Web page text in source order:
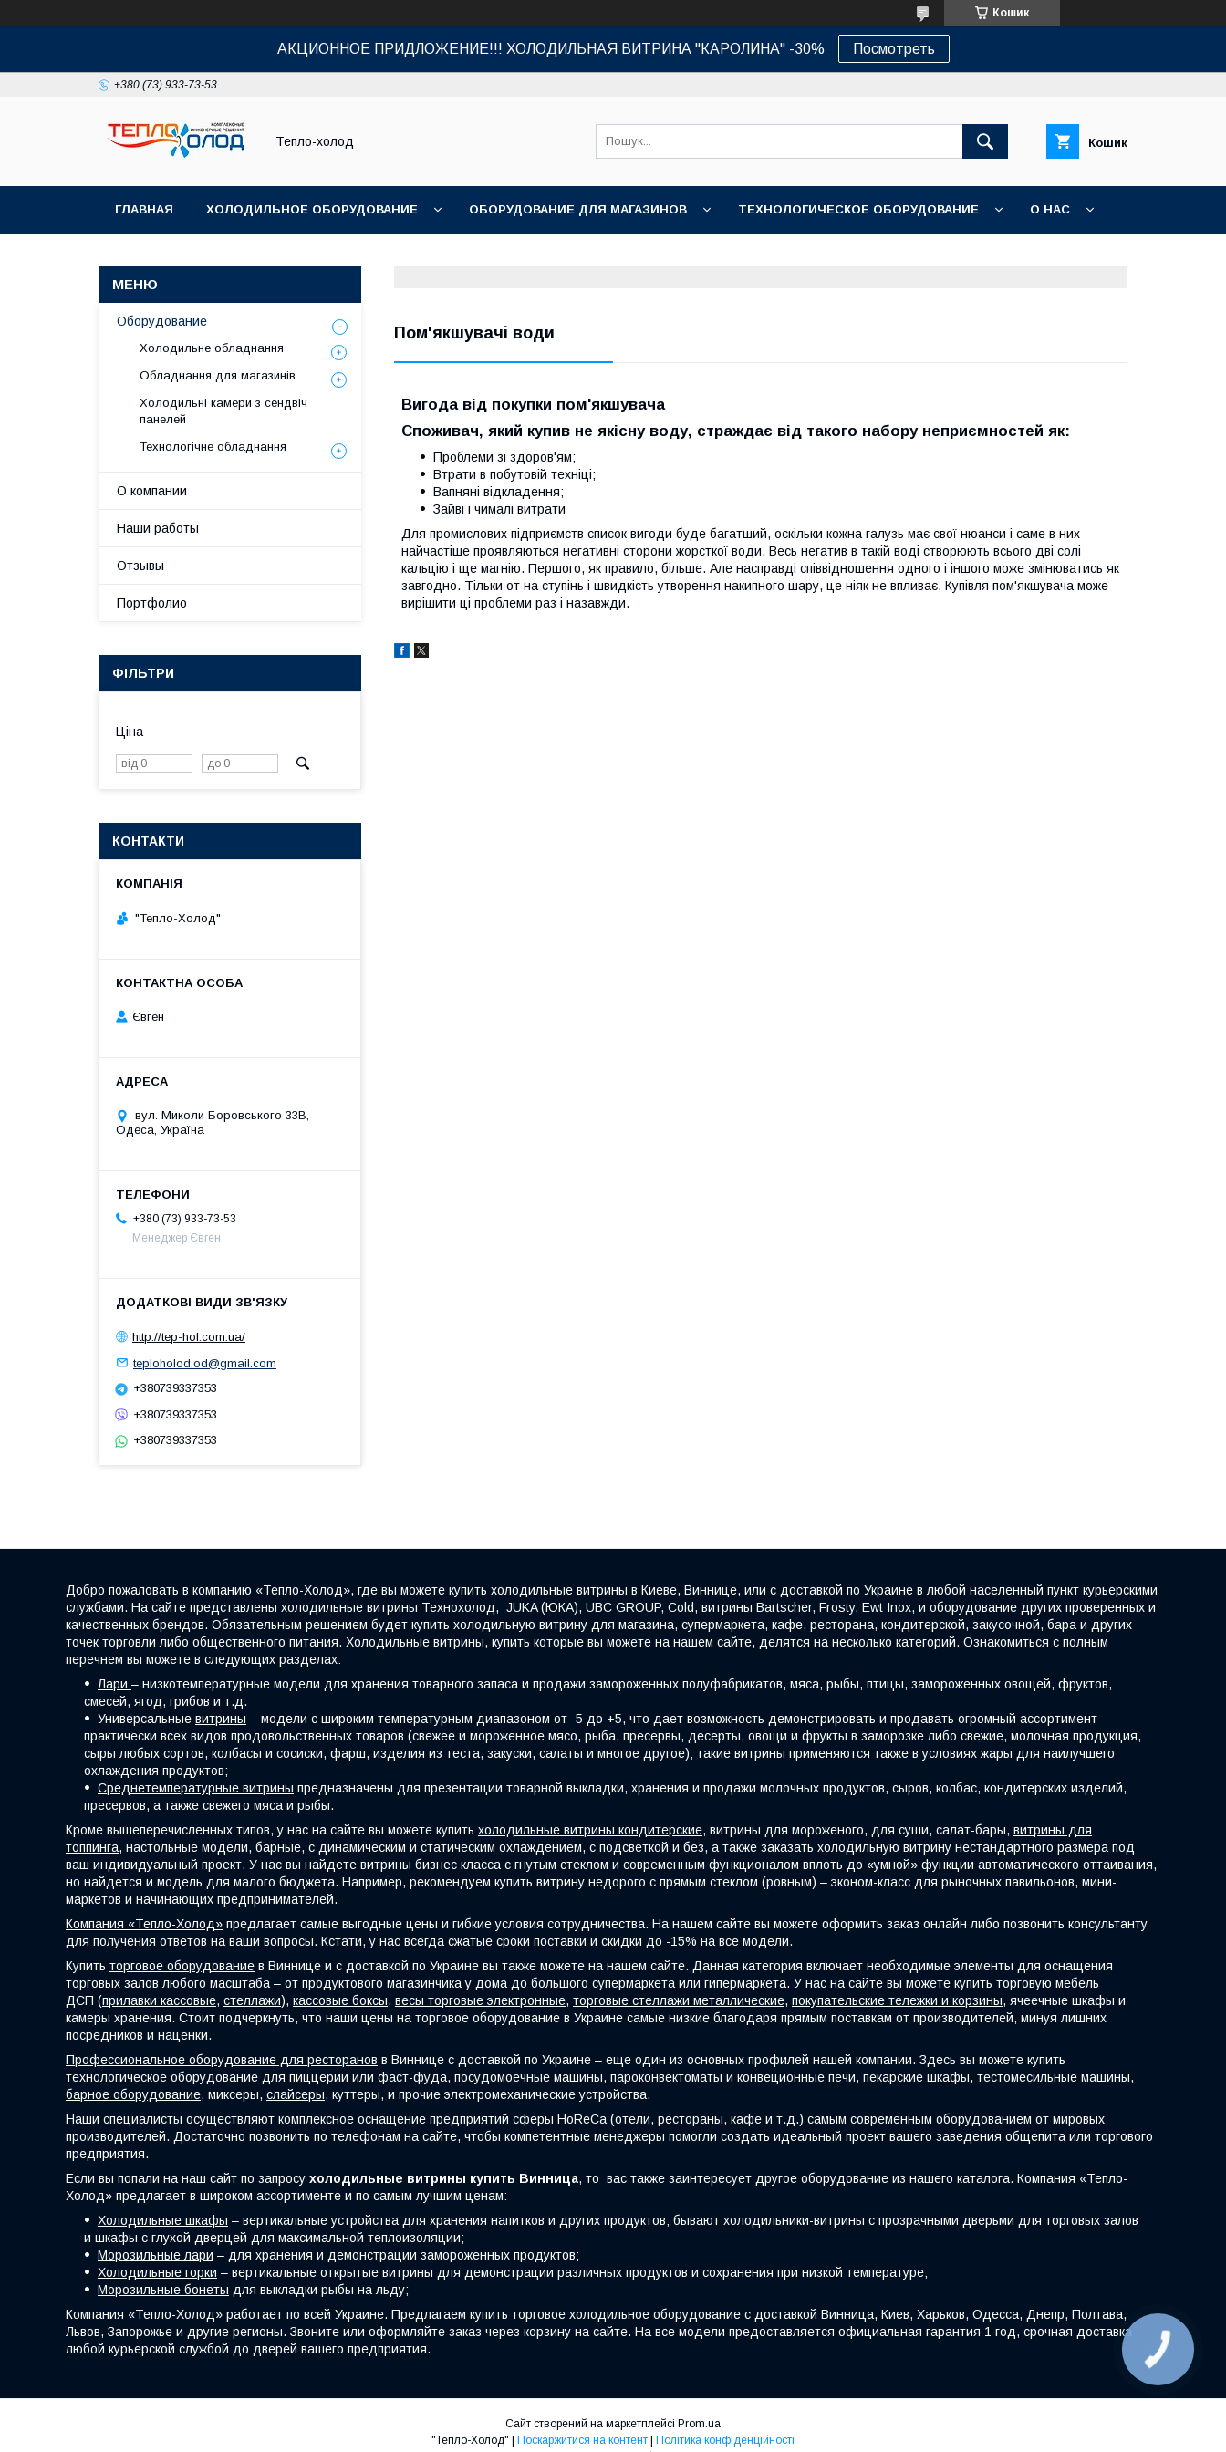
Кошик
АКЦИОННОЕ ПРИДЛОЖЕНИЕ!!! ХОЛОДИЛЬНАЯ ВИТРИНА "КАРОЛИНА" -30% Посмотреть
+380 (73) 933-73-53
Тепло-холод Кошик
ГЛАВНАЯ ХОЛОДИЛЬНОЕ ОБОРУДОВАНИЕ ОБОРУДОВАНИЕ ДЛЯ МАГАЗИНОВ ТЕХНОЛОГИЧЕСКОЕ ОБОРУДОВАНИЕ О НАС
Пом'якшувачі води
Вигода від покупки пом'якшувача
Споживач, який купив не якісну воду, страждає від такого набору неприємностей як:
Проблеми зі здоров'ям;
Втрати в побутовій техніці;
Вапняні відкладення;
Зайві і чималі витрати
Для промислових підприємств список вигоди буде багатший, оскільки кожна галузь має свої нюанси і саме в них
найчастіше проявляються негативні сторони жорсткої води. Весь негатив в такій воді створюють всього дві солі
кальцію і ще магнію. Першого, як правило, більше. Але насправді співвідношення одного і іншого може змінюватись як
завгодно. Тільки от на ступінь і швидкість утворення накипного шару, це ніяк не впливає. Купівля пом'якшувача може
вирішити ці проблеми раз і назавжди.
Оборудование
Холодильне обладнання
Обладнання для магазинів
Холодильні камери з сендвіч
панелей
Технологічне обладнання
О компании
Наши работы
Отзывы
Портфолио
ФІЛЬТРИ
Ціна
КОНТАКТИ
"Тепло-Холод"
Євген
вул. Миколи Боровського 33В,
Одеса, Україна
+380 (73) 933-73-53
Менеджер Євген
http://tep-hol.com.ua/
teploholod.od@gmail.com
+380739337353
+380739337353
+380739337353
Добро пожаловать в компанию «Тепло-Холод», где вы можете купить холодильные витрины в Киеве, Виннице, или с доставкой по Украине в любой населенный пункт курьерскими
службами. На сайте представлены холодильные витрины Технохолод, JUKA (ЮКА), UBC GROUP, Cold, витрины Bartscher, Frosty, Ewt Inox, и оборудование других проверенных и
качественных брендов. Обязательным решением будет купить холодильную витрину для магазина, супермаркета, кафе, ресторана, кондитерской, закусочной, бара и других
точек торговли либо общественного питания. Холодильные витрины, купить которые вы можете на нашем сайте, делятся на несколько категорий. Ознакомиться с полным
перечнем вы можете в следующих разделах:
Лари – низкотемпературные модели для хранения товарного запаса и продажи замороженных полуфабрикатов, мяса, рыбы, птицы, замороженных овощей, фруктов,
смесей, ягод, грибов и т.д.
Универсальные витрины – модели с широким температурным диапазоном от -5 до +5, что дает возможность демонстрировать и продавать огромный ассортимент
практически всех видов продовольственных товаров (свежее и мороженное мясо, рыба, пресервы, десерты, овощи и фрукты в заморозке либо свежие, молочная продукция,
сыры любых сортов, колбасы и сосиски, фарш, изделия из теста, закуски, салаты и многое другое); такие витрины применяются также в условиях жары для наилучшего
охлаждения продуктов;
Среднетемпературные витрины предназначены для презентации товарной выкладки, хранения и продажи молочных продуктов, сыров, колбас, кондитерских изделий,
пресервов, а также свежего мяса и рыбы.
Кроме вышеперечисленных типов, у нас на сайте вы можете купить холодильные витрины кондитерские, витрины для мороженого, для суши, салат-бары, витрины для
топпинга, настольные модели, барные, с динамическим и статическим охлаждением, с подсветкой и без, а также заказать холодильную витрину нестандартного размера под
ваш индивидуальный проект. У нас вы найдете витрины бизнес класса с гнутым стеклом и современным функционалом вплоть до «умной» функции автоматического оттаивания,
но найдется и модель для малого бюджета. Например, рекомендуем купить витрину недорого с прямым стеклом (ровным) – эконом-класс для рыночных павильонов, мини-
маркетов и начинающих предпринимателей.
Компания «Тепло-Холод» предлагает самые выгодные цены и гибкие условия сотрудничества. На нашем сайте вы можете оформить заказ онлайн либо позвонить консультанту
для получения ответов на ваши вопросы. Кстати, у нас всегда сжатые сроки поставки и скидки до -15% на все модели.
Купить торговое оборудование в Виннице и с доставкой по Украине вы также можете на нашем сайте. Данная категория включает необходимые элементы для оснащения
торговых залов любого масштаба – от продуктового магазинчика у дома до большого супермаркета или гипермаркета. У нас на сайте вы можете купить торговую мебель
ДСП (прилавки кассовые, стеллажи), кассовые боксы, весы торговые электронные, торговые стеллажи металлические, покупательские тележки и корзины, ячеечные шкафы и
камеры хранения. Стоит подчеркнуть, что наши цены на торговое оборудование в Украине самые низкие благодаря прямым поставкам от производителей, минуя лишних
посредников и наценки.
Профессиональное оборудование для ресторанов в Виннице с доставкой по Украине – еще один из основных профилей нашей компании. Здесь вы можете купить
технологическое оборудование для пиццерии или фаст-фуда, посудомоечные машины, пароконвектоматы и конвеционные печи, пекарские шкафы, тестомесильные машины,
барное оборудование, миксеры, слайсеры, куттеры, и прочие электромеханические устройства.
Наши специалисты осуществляют комплексное оснащение предприятий сферы HoReCa (отели, рестораны, кафе и т.д.) самым современным оборудованием от мировых
производителей. Достаточно позвонить по телефонам на сайте, чтобы компетентные менеджеры помогли создать идеальный проект вашего заведения общепита или торгового
предприятия.
Если вы попали на наш сайт по запросу холодильные витрины купить Винница, то вас также заинтересует другое оборудование из нашего каталога. Компания «Тепло-
Холод» предлагает в широком ассортименте и по самым лучшим ценам:
Холодильные шкафы – вертикальные устройства для хранения напитков и других продуктов; бывают холодильники-витрины с прозрачными дверьми для торговых залов
и шкафы с глухой дверцей для максимальной теплоизоляции;
Морозильные лари – для хранения и демонстрации замороженных продуктов;
Холодильные горки – вертикальные открытые витрины для демонстрации различных продуктов и сохранения при низкой температуре;
Морозильные бонеты для выкладки рыбы на льду;
Компания «Тепло-Холод» работает по всей Украине. Предлагаем купить торговое холодильное оборудование с доставкой Винница, Киев, Харьков, Одесса, Днепр, Полтава,
Львов, Запорожье и другие регионы. Звоните или оформляйте заказ через корзину на сайте. На все модели предоставляется официальная гарантия 1 год, срочная доставка
любой курьерской службой до дверей вашего предприятия.
Сайт створений на маркетплейсі Prom.ua
Поскаржитися на контент
Політика конфіденційності